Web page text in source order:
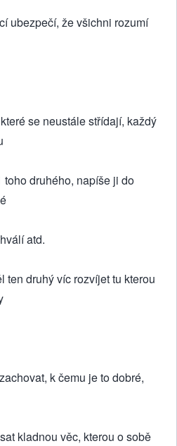
ubezpečí, že všichni rozumí
se neustále střídají, každý
toho druhého, napíše ji do
atd.
ten druhý víc rozvíjet tu kterou
k čemu je to dobré,
kladnou věc, kterou o sobě